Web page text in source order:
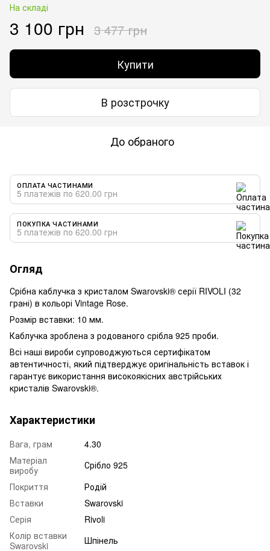
На складі
3 100 грн 3 477 грн
Купити
В розстрочку
До обраного
ОПЛАТА ЧАСТИНАМИ
5 платежів по 620.00 грн
ПОКУПКА ЧАСТИНАМИ
5 платежів по 620.00 грн
Огляд
Срібна каблучка з кристалом Swarovski® серії RIVOLI (32
грані) в кольорі Vintage Rose.
Розмір вставки: 10 мм.
Каблучка зроблена з родованого срібла 925 проби.
Всі наші вироби супроводжуються сертифікатом
автентичності, який підтверджує оригінальність вставок і
гарантує використання високоякісних австрійських
кристалів Swarovski®.
Характеристики
Вага, грам
4.30
Матеріал
виробу
Срібло 925
Покриття
Родій
Вставки
Swarovski
Серія
Rivoli
Колір вставки
Swarovski
Шпінель